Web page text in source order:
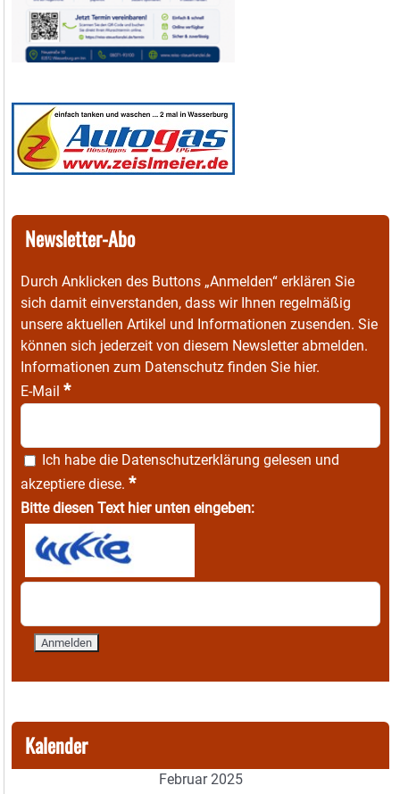
Newsletter-Abo
Durch Anklicken des Buttons „Anmelden“ erklären Sie
sich damit einverstanden, dass wir Ihnen regelmäßig
unsere aktuellen Artikel und Informationen zusenden. Sie
können sich jederzeit von diesem Newsletter abmelden.
Informationen zum Datenschutz finden Sie hier.
E-Mail *
Ich habe die Datenschutzerklärung gelesen und
akzeptiere diese. *
Bitte diesen Text hier unten eingeben:
Kalender
Februar 2025